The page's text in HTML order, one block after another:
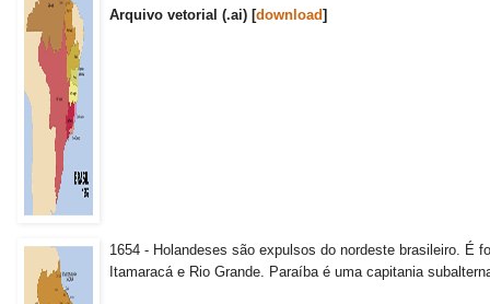
Arquivo vetorial (.ai) [download]
1654 - Holandeses são expulsos do nordeste brasileiro. É
Itamaracá e Rio Grande. Paraíba é uma capitania